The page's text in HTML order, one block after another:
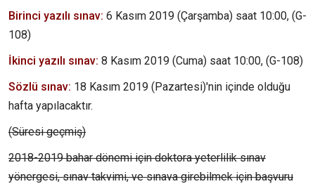
Birinci yazılı sınav: 6 Kasım 2019 (Çarşamba) saat 10:00, (G-
108)
İkinci yazılı sınav: 8 Kasım 2019 (Cuma) saat 10:00, (G-108)
Sözlü sınav: 18 Kasım 2019 (Pazartesi)'nin içinde olduğu
hafta yapılacaktır.
(Süresi geçmiş)
2018-2019 bahar dönemi için doktora yeterlilik sınav
yönergesi, sınav takvimi, ve sınava girebilmek için başvuru